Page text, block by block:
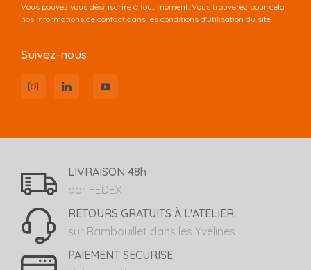
Vous pouvez vous désinscrire à tout moment. Vous trouverez pour cela
nos informations de contact dans les conditions d'utilisation du site.
Suivez-nous
LIVRAISON 48h
par FEDEX
RETOURS GRATUITS À L'ATELIER
sur Rambouillet dans les Yvelines
PAIEMENT SECURISE